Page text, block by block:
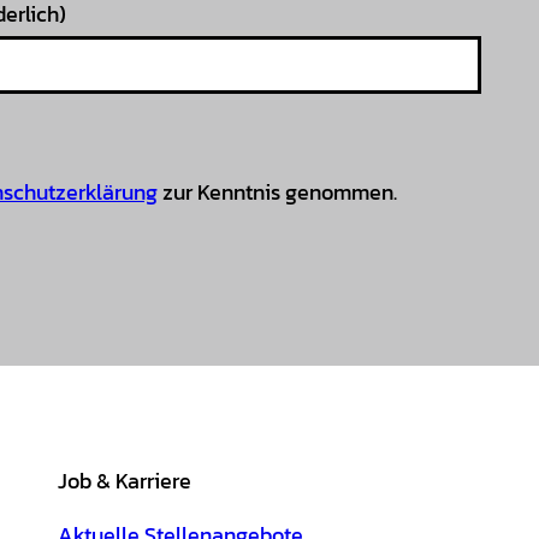
zur Kenntnis genommen.
Job & Karriere